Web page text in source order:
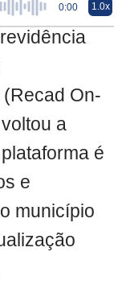
0:00 1.0x
On-
a
é
e
município